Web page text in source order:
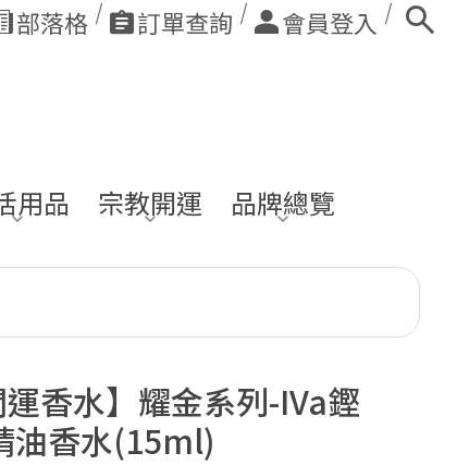
部落格 訂單查詢 會員登入
用品 宗教開運 品牌總覽
運香水】耀金系列-IVa鏗
油香水(15ml)